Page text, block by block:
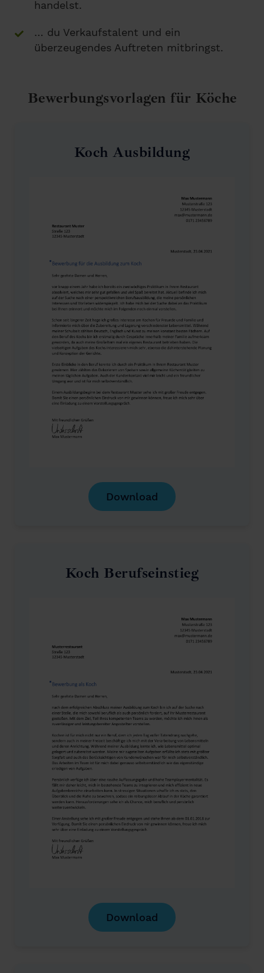
handelst.
… du Verkaufstalent und ein
überzeugendes Auftreten mitbringst.
Bewerbungsvorlagen für Köche
Koch Ausbildung
Download
Koch Berufseinstieg
Download